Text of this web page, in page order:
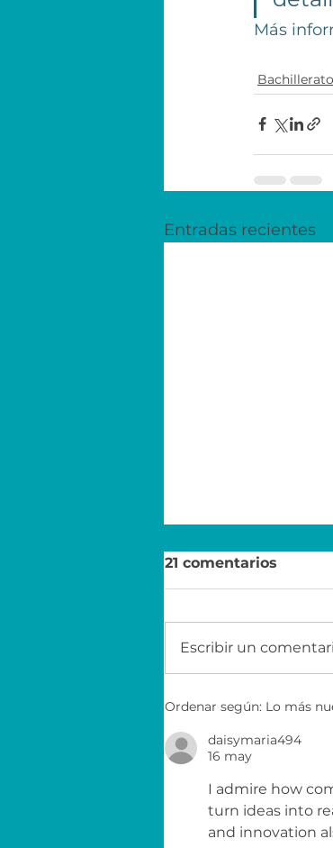
Más
Entradas recientes
Economía para el
21 comentarios
Escribir un
Ordenar según: Lo más
daisymaria494
16 may
I admire how
turn ideas into
and innovation